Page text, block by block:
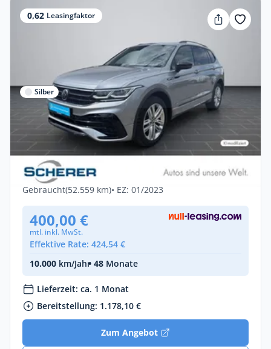
0,62 Leasingfaktor
Silber
Privat & Gewerbe
Volkswagen Tiguan Allspace R-Line 2.0
TSI PANO LEDER IQ-DRI
Benzin •Automatik •
245 PS (180 kW)
Gebraucht(52.559 km)• EZ: 01/2023
400,00 €
mtl. inkl. MwSt.
Effektive Rate: 424,54 €
10.000 km/Jahr• 48 Monate
Lieferzeit: ca. 1 Monat
Bereitstellung: 1.178,10 €
Zum Angebot